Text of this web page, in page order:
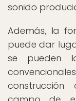
sonido
Además, la
puede dar
se pueden